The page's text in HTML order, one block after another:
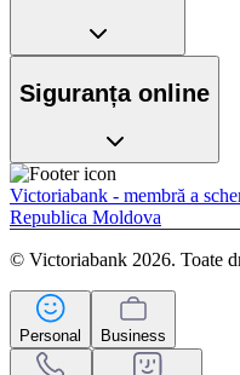
Siguranța online
Victoriabank - membră a
Republica Moldova
© Victoriabank 2026. Toate
Personal Business